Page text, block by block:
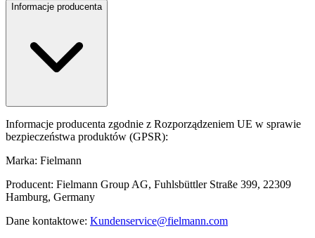
Informacje producenta
Informacje producenta zgodnie z Rozporządzeniem UE w sprawie
bezpieczeństwa produktów (GPSR):
Marka: Fielmann
Producent: Fielmann Group AG, Fuhlsbüttler Straße 399, 22309
Hamburg, Germany
Dane kontaktowe: Kundenservice@fielmann.com